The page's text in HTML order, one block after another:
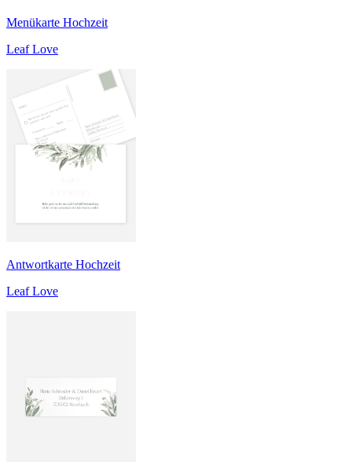
Menükarte Hochzeit
Leaf Love
Antwortkarte Hochzeit
Leaf Love